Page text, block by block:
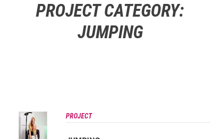
PROJECT CATEGORY:
JUMPING
PROJECT